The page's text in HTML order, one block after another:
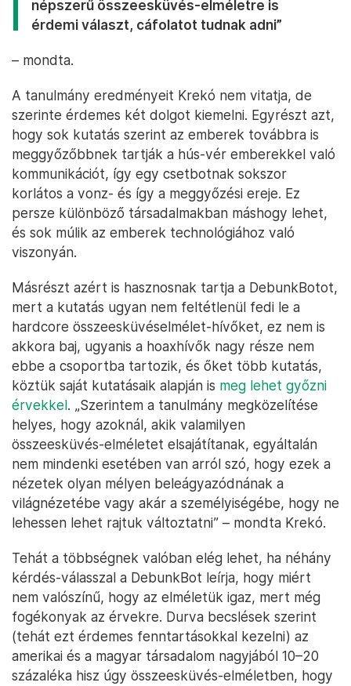
népszerű összeesküvés-elméletre is
érdemi választ, cáfolatot tudnak adni”
– mondta.
A tanulmány eredményeit Krekó nem vitatja, de
szerinte érdemes két dolgot kiemelni. Egyrészt azt,
hogy sok kutatás szerint az emberek továbbra is
meggyőzőbbnek tartják a hús-vér emberekkel való
kommunikációt, így egy csetbotnak sokszor
korlátos a vonz- és így a meggyőzési ereje. Ez
persze különböző társadalmakban máshogy lehet,
és sok múlik az emberek technológiához való
viszonyán.
Másrészt azért is hasznosnak tartja a DebunkBotot,
mert a kutatás ugyan nem feltétlenül fedi le a
hardcore összeesküvéselmélet-hívőket, ez nem is
akkora baj, ugyanis a hoaxhívők nagy része nem
ebbe a csoportba tartozik, és őket több kutatás,
köztük saját kutatásaik alapján is meg lehet győzni
érvekkel. „Szerintem a tanulmány megközelítése
helyes, hogy azoknál, akik valamilyen
összeesküvés-elméletet elsajátítanak, egyáltalán
nem mindenki esetében van arról szó, hogy ezek a
nézetek olyan mélyen beleágyazódnának a
világnézetébe vagy akár a személyiségébe, hogy ne
lehessen lehet rajtuk változtatni” – mondta Krekó.
Tehát a többségnek valóban elég lehet, ha néhány
kérdés-válasszal a DebunkBot leírja, hogy miért
nem valószínű, hogy az elméletük igaz, mert még
fogékonyak az érvekre. Durva becslések szerint
(tehát ezt érdemes fenntartásokkal kezelni) az
amerikai és a magyar társadalom nagyjából 10–20
százaléka hisz úgy összeesküvés-elméletben, hogy